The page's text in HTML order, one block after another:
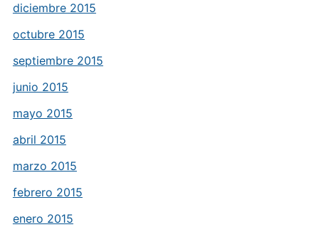
diciembre 2015
octubre 2015
septiembre 2015
junio 2015
mayo 2015
abril 2015
marzo 2015
febrero 2015
enero 2015